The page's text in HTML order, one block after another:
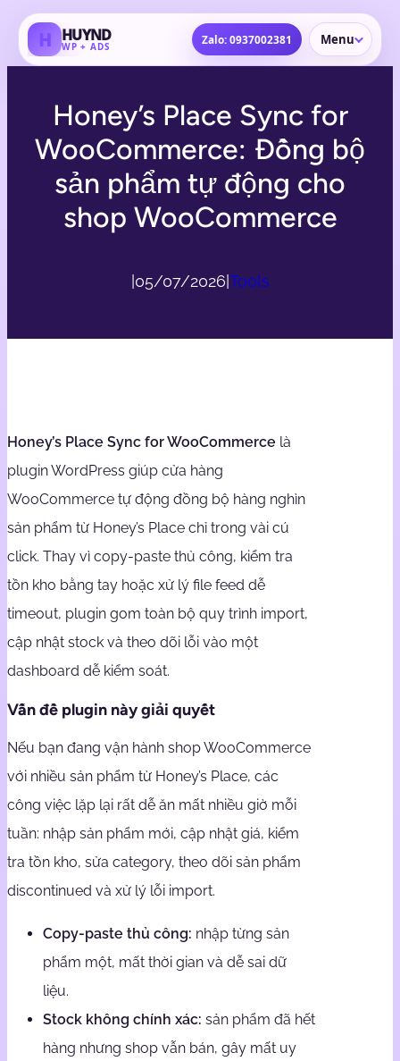
Skip
content
H HUYND
WP + ADS Menu
Zalo: 0937002381
Honey’s Place Sync for
WooCommerce: Đồng bộ
sản phẩm tự động cho
shop WooCommerce
05/07/2026 Tools
Honey’s Place Sync for WooCommerce là
plugin WordPress giúp cửa hàng
WooCommerce tự động đồng bộ hàng nghìn
sản phẩm từ Honey’s Place chỉ trong vài cú
click. Thay vì copy-paste thủ công, kiểm tra
tồn kho bằng tay hoặc xử lý file feed dễ
timeout, plugin gom toàn bộ quy trình import,
cập nhật stock và theo dõi lỗi vào một
dashboard dễ kiểm soát.
Vấn đề plugin này giải quyết
Nếu bạn đang vận hành shop WooCommerce
với nhiều sản phẩm từ Honey’s Place, các
công việc lặp lại rất dễ ăn mất nhiều giờ mỗi
tuần: nhập sản phẩm mới, cập nhật giá, kiểm
tra tồn kho, sửa category, theo dõi sản phẩm
discontinued và xử lý lỗi import.
Copy-paste thủ công: nhập từng sản
phẩm một, mất thời gian và dễ sai dữ
liệu.
Stock không chính xác: sản phẩm đã hết
hàng nhưng shop vẫn bán, gây mất uy